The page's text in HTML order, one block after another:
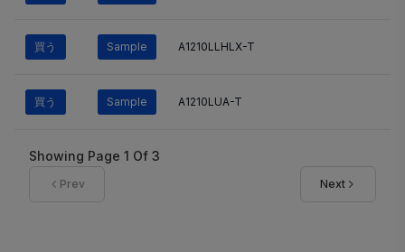
買う Sample A1210LLHLX-T
買う Sample A1210LUA-T
Showing Page 1 Of 3
Prev Next